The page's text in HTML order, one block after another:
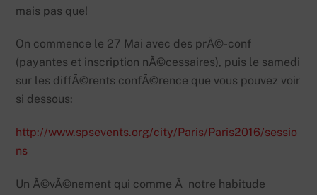
mais pas que!
On commence le 27 Mai avec des prÃ©-conf
(payantes et inscription nÃ©cessaires), puis le samedi
sur les diffÃ©rents confÃ©rence que vous pouvez voir
si dessous:
http://www.spsevents.org/city/Paris/Paris2016/sessio
ns
Un Ã©vÃ©nement qui comme Ã notre habitude